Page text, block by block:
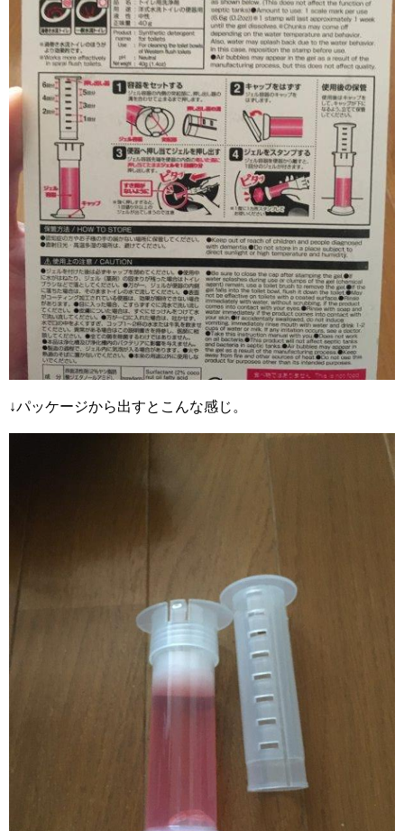
↓パッケージから出すとこんな感じ。